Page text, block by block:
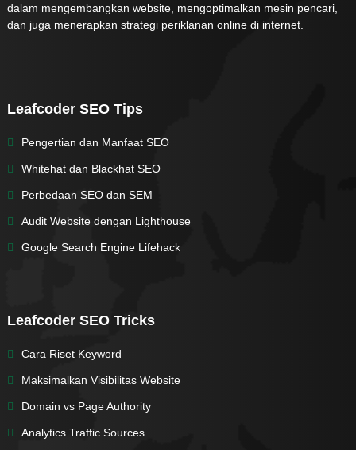
dalam mengembangkan website, mengoptimalkan mesin pencari,
dan juga menerapkan strategi periklanan online di internet.
Leafcoder SEO Tips
Pengertian dan Manfaat SEO
Whitehat dan Blackhat SEO
Perbedaan SEO dan SEM
Audit Website dengan Lighthouse
Google Search Engine Lifehack
Leafcoder SEO Tricks
Cara Riset Keyword
Maksimalkan Visibilitas Website
Domain vs Page Authority
Analytics Traffic Sources